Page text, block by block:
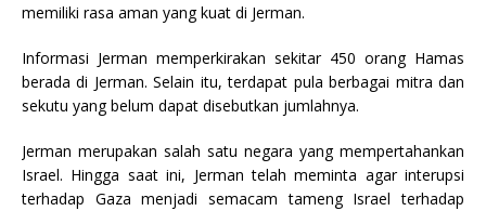
memiliki rasa aman yang kuat di Jerman.
Informasi Jerman memperkirakan sekitar 450 orang Hamas
berada di Jerman. Selain itu, terdapat pula berbagai mitra dan
sekutu yang belum dapat disebutkan jumlahnya.
Jerman merupakan salah satu negara yang mempertahankan
Israel. Hingga saat ini, Jerman telah meminta agar interupsi
terhadap Gaza menjadi semacam tameng Israel terhadap